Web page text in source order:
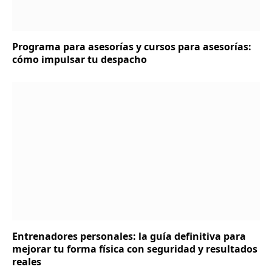
Programa para asesorías y cursos para asesorías:
cómo impulsar tu despacho
Entrenadores personales: la guía definitiva para
mejorar tu forma física con seguridad y resultados
reales